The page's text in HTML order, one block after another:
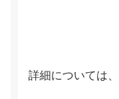
詳細については、